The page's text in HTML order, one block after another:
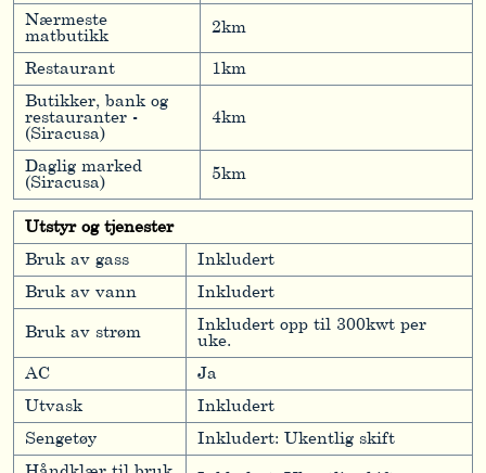
Nærmeste
matbutikk
2km
Restaurant
1km
Butikker, bank og
restauranter -
(Siracusa)
4km
Daglig marked
(Siracusa)
5km
Utstyr og tjenester
Bruk av gass
Inkludert
Bruk av vann
Inkludert
Bruk av strøm
Inkludert opp til 300kwt per
uke.
AC
Ja
Utvask
Inkludert
Sengetøy
Inkludert: Ukentlig skift